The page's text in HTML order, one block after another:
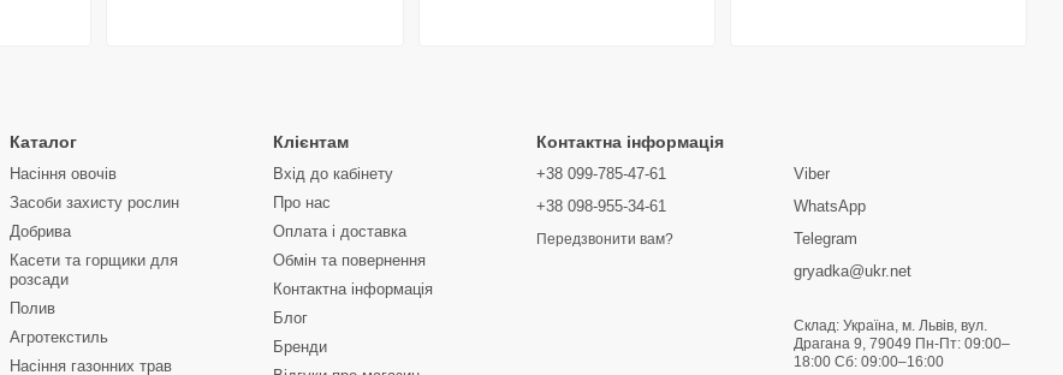
Каталог
Насіння овочів
Засоби захисту рослин
Добрива
Касети та горщики для
розсади
Полив
Агротекстиль
Насіння газонних трав
Клієнтам
Вхід до кабінету
Про нас
Оплата і доставка
Обмін та повернення
Контактна інформація
Блог
Бренди
Контактна інформація
+38 099-785-47-61
+38 098-955-34-61
Передзвонити вам?
Viber
WhatsApp
Telegram
gryadka@ukr.net
Склад: Україна, м. Львів, вул.
Драгана 9, 79049 Пн-Пт: 09:00–
18:00 Сб: 09:00–16:00